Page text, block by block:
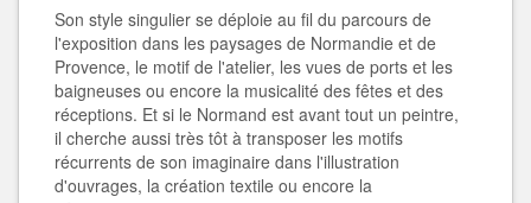
Son style singulier se déploie au fil du parcours de
l'exposition dans les paysages de Normandie et de
Provence, le motif de l'atelier, les vues de ports et les
baigneuses ou encore la musicalité des fêtes et des
réceptions. Et si le Normand est avant tout un peintre,
il cherche aussi très tôt à transposer les motifs
récurrents de son imaginaire dans l'illustration
d'ouvrages, la création textile ou encore la